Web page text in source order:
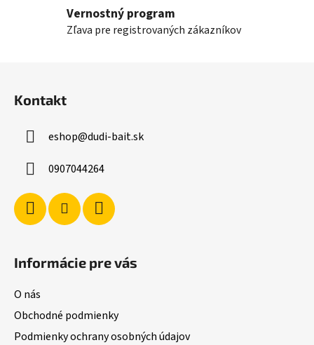
ý
p
Vernostný program
Zľava pre registrovaných zákazníkov
Kontakt
eshop@dudi-bait.sk
0907044264
Informácie pre vás
O nás
Obchodné podmienky
Podmienky ochrany osobných údajov